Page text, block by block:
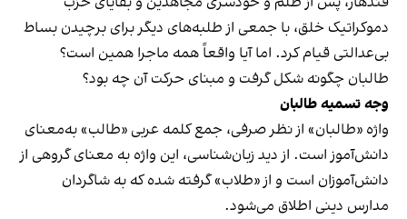
دموکراتیک خلق، با جمعی از طلبه‌های دیگر برای برچیدن بساط
بی‌عدالتی قیام کرد. اما آیا واقعاً همه ماجرا همین است؟
طالبان چگونه شکل گرفت و مبنای حرکت آن چه بود؟
وجه تسمیه طالبان
واژه «طالبان» از نظر صرفی، جمع کلمه عربی «طالب» به‌معنای
دانش‌آموز است. از دید زبان‌شناسی، این واژه به معنای گروهی از
دانش‌آموزان است و از «طلاب» گرفته شده که به شاگردان
مدارس دینی اطلاق می‌شود.